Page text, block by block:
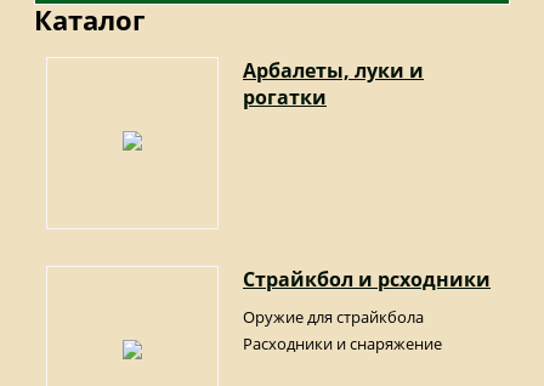
Каталог
Арбалеты, луки и
рогатки
Страйкбол и рсходники
Оружие для страйкбола
Расходники и снаряжение